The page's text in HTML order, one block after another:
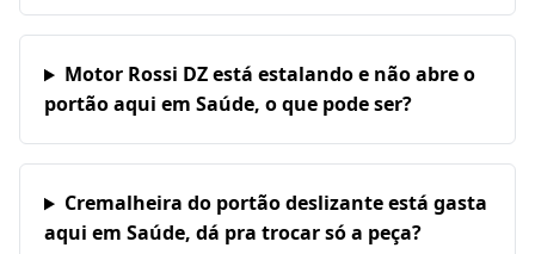
Motor Rossi DZ está estalando e não abre o
portão aqui em Saúde, o que pode ser?
Cremalheira do portão deslizante está gasta
aqui em Saúde, dá pra trocar só a peça?